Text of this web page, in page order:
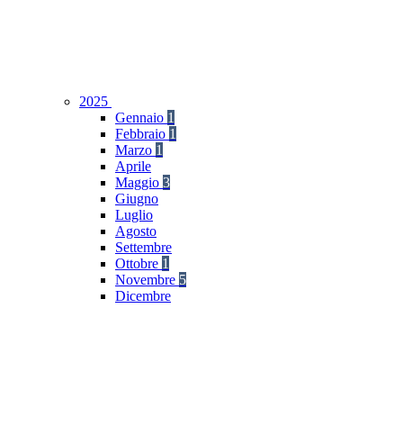
2025
Gennaio 1
Febbraio 1
Marzo 1
Aprile
Maggio 3
Giugno
Luglio
Agosto
Settembre
Ottobre 1
Novembre 5
Dicembre